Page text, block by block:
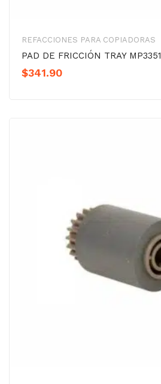
REFACCIONES PARA COPIADORAS
PAD DE FRICCIÓN TRAY MP3351
$341.90